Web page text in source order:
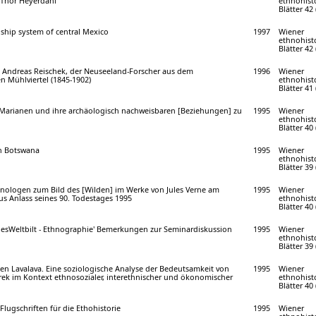
Blätter 42
system of central Mexico 1997
Wiener
Blätter 42
Reischek, der Neuseeland-Forscher aus dem
Mühlviertel (1845-1902)
1996
Wiener
Blätter 41
und ihre archäologisch nachweisbaren [Beziehungen] zu 1995
Wiener
Blätter 40
Botswana 1995
Wiener
Blätter 39
zum Bild des [Wilden] im Werke von Jules Verne am
Anlass seines 90. Todestages 1995
1995
Wiener
Blätter 40
- Ethnographie' Bemerkungen zur Seminardiskussion 1995
Wiener
Blätter 39
Lavalava. Eine soziologische Analyse der Bedeutsamkeit von
im Kontext ethnosozialer, interethnischer und ökonomischer
1995
Wiener
Blätter 40
für die Ethohistorie 1995
Wiener